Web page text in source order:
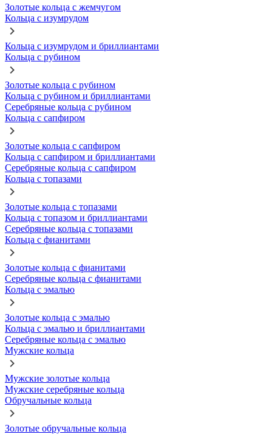
Золотые кольца с жемчугом
Кольца с изумрудом
Кольца с изумрудом и бриллиантами
Кольца с рубином
Золотые кольца с рубином
Кольца с рубином и бриллиантами
Серебряные кольца с рубином
Кольца с сапфиром
Золотые кольца с сапфиром
Кольца с сапфиром и бриллиантами
Серебряные кольца с сапфиром
Кольца с топазами
Золотые кольца с топазами
Кольца с топазом и бриллиантами
Серебряные кольца с топазами
Кольца с фианитами
Золотые кольца с фианитами
Серебряные кольца с фианитами
Кольца с эмалью
Золотые кольца с эмалью
Кольца с эмалью и бриллиантами
Серебряные кольца с эмалью
Мужские кольца
Мужские золотые кольца
Мужские серебряные кольца
Обручальные кольца
Золотые обручальные кольца